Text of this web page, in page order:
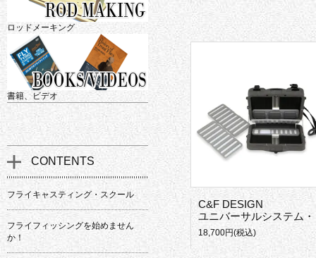
C&F DESIGN
ユニバーサルシステム・チェストストレージ
18,700円(税込)
ロッドメーキング
書籍、ビデオ
CONTENTS
フライキャスティング・スクール
フライフィッシングを始めません
か！